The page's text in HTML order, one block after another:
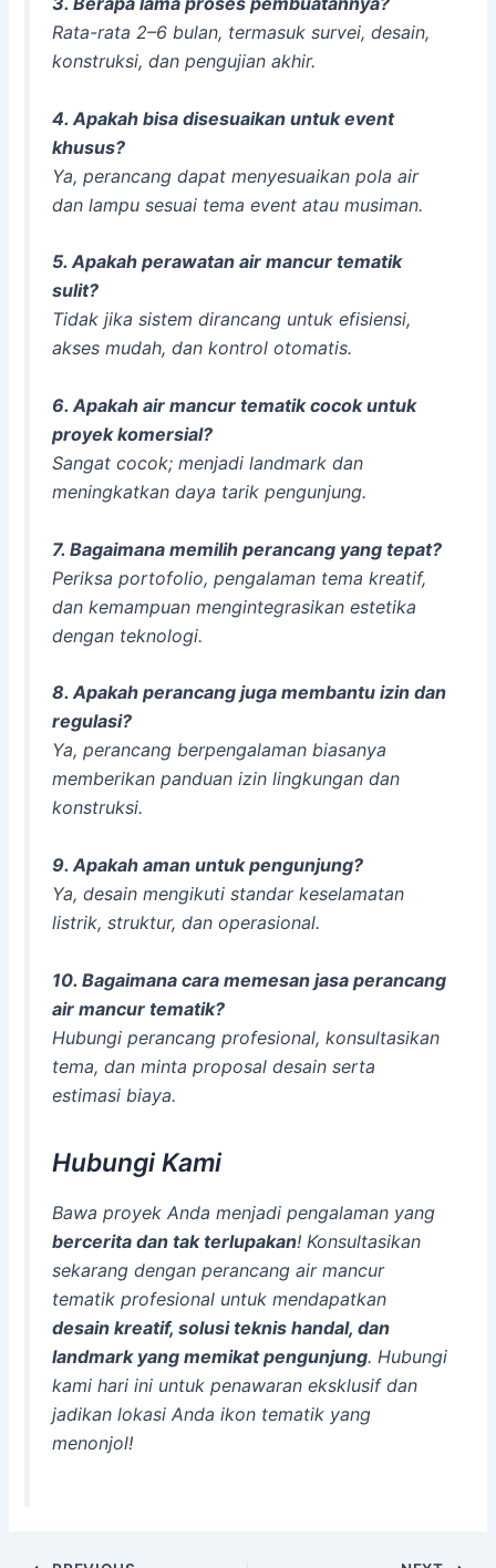
Rata-rata 2–6 bulan, termasuk survei, desain,
konstruksi, dan pengujian akhir.
4. Apakah bisa disesuaikan untuk event
khusus?
Ya, perancang dapat menyesuaikan pola air
dan lampu sesuai tema event atau musiman.
5. Apakah perawatan air mancur tematik
sulit?
Tidak jika sistem dirancang untuk efisiensi,
akses mudah, dan kontrol otomatis.
6. Apakah air mancur tematik cocok untuk
proyek komersial?
Sangat cocok; menjadi landmark dan
meningkatkan daya tarik pengunjung.
7. Bagaimana memilih perancang yang tepat?
Periksa portofolio, pengalaman tema kreatif,
dan kemampuan mengintegrasikan estetika
dengan teknologi.
8. Apakah perancang juga membantu izin dan
regulasi?
Ya, perancang berpengalaman biasanya
memberikan panduan izin lingkungan dan
konstruksi.
9. Apakah aman untuk pengunjung?
Ya, desain mengikuti standar keselamatan
listrik, struktur, dan operasional.
10. Bagaimana cara memesan jasa perancang
air mancur tematik?
Hubungi perancang profesional, konsultasikan
tema, dan minta proposal desain serta
estimasi biaya.
Hubungi Kami
Bawa proyek Anda menjadi pengalaman yang
bercerita dan tak terlupakan! Konsultasikan
sekarang dengan perancang air mancur
tematik profesional untuk mendapatkan
desain kreatif, solusi teknis handal, dan
landmark yang memikat pengunjung. Hubungi
kami hari ini untuk penawaran eksklusif dan
jadikan lokasi Anda ikon tematik yang
menonjol!